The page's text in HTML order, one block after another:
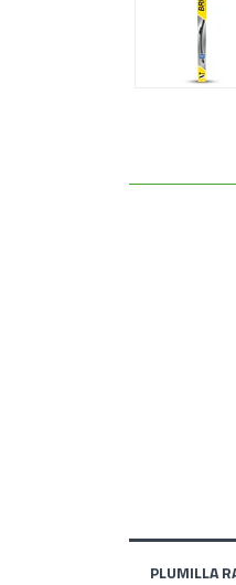
PLUMILLA